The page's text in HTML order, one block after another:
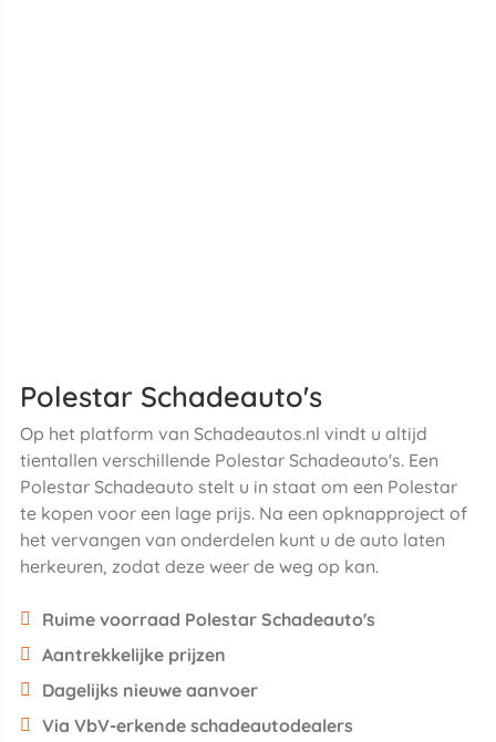
Polestar Schadeauto's
Op het platform van Schadeautos.nl vindt u altijd
tientallen verschillende Polestar Schadeauto's. Een
Polestar Schadeauto stelt u in staat om een Polestar
te kopen voor een lage prijs. Na een opknapproject of
het vervangen van onderdelen kunt u de auto laten
herkeuren, zodat deze weer de weg op kan.
Ruime voorraad Polestar Schadeauto's
Aantrekkelijke prijzen
Dagelijks nieuwe aanvoer
Via VbV-erkende schadeautodealers